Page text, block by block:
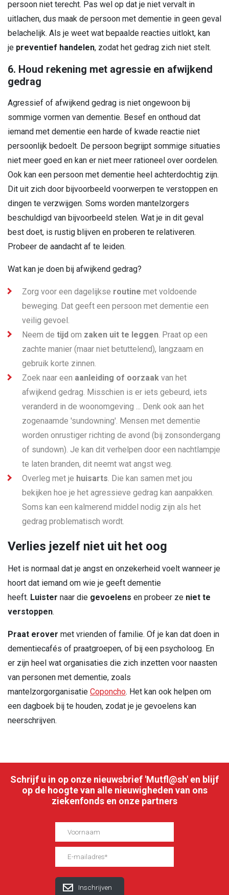
persoon niet terecht. Pas wel op dat je niet vervalt in
uitlachen, dus maak de persoon met dementie in geen geval
belachelijk. Als je weet wat bepaalde reacties uitlokt, kan
je preventief handelen, zodat het gedrag zich niet stelt.
6. Houd rekening met agressie en afwijkend
gedrag
Agressief of afwijkend gedrag is niet ongewoon bij
sommige vormen van dementie. Besef en onthoud dat
iemand met dementie een harde of kwade reactie niet
persoonlijk bedoelt. De persoon begrijpt sommige situaties
niet meer goed en kan er niet meer rationeel over oordelen.
Ook kan een persoon met dementie heel achterdochtig zijn.
Dit uit zich door bijvoorbeeld voorwerpen te verstoppen en
dingen te verzwijgen. Soms worden mantelzorgers
beschuldigd van bijvoorbeeld stelen. Wat je in dit geval
best doet, is rustig blijven en proberen te relativeren.
Probeer de aandacht af te leiden.
Wat kan je doen bij afwijkend gedrag?
Zorg voor een dagelijkse routine met voldoende
beweging. Dat geeft een persoon met dementie een
veilig gevoel.
Neem de tijd om zaken uit te leggen. Praat op een
zachte manier (maar niet betuttelend), langzaam en
gebruik korte zinnen.
Zoek naar een aanleiding of oorzaak van het
afwijkend gedrag. Misschien is er iets gebeurd, iets
veranderd in de woonomgeving ... Denk ook aan het
zogenaamde 'sundowning'. Mensen met dementie
worden onrustiger richting de avond (bij zonsondergang
of sundown). Je kan dit verhelpen door een nachtlampje
te laten branden, dit neemt wat angst weg.
Overleg met je huisarts. Die kan samen met jou
bekijken hoe je het agressieve gedrag kan aanpakken.
Soms kan een kalmerend middel nodig zijn als het
gedrag problematisch wordt.
Verlies jezelf niet uit het oog
Het is normaal dat je angst en onzekerheid voelt wanneer je
hoort dat iemand om wie je geeft dementie
heeft. Luister naar die gevoelens en probeer ze niet te
verstoppen.
Praat erover met vrienden of familie. Of je kan dat doen in
dementiecafés of praatgroepen, of bij een psycholoog. En
er zijn heel wat organisaties die zich inzetten voor naasten
van personen met dementie, zoals
mantelzorgorganisatie Coponcho. Het kan ook helpen om
een dagboek bij te houden, zodat je je gevoelens kan
neerschrijven.
Schrijf u in op onze nieuwsbrief 'Mutfl@sh' en blijf
op de hoogte van alle nieuwigheden van ons
ziekenfonds en onze partners